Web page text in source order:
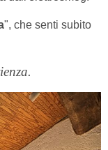
", che senti subito